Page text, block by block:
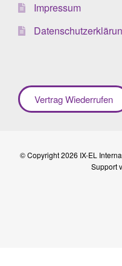
Impressum
Vertrag Wiederrufen
© Copyright 2026 IX-EL
Support